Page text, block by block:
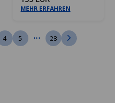
MEHR ERFAHREN
4 5 ... 28